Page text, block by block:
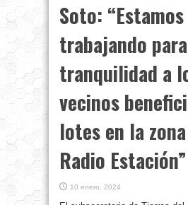
Soto: “Estamos
trabajando
tranquilidad a
vecinos
lotes en la
Radio Estación”
10 enero, 2024